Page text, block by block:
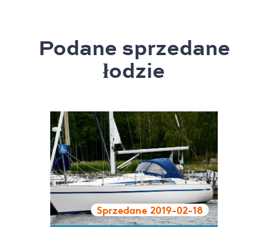
Podane sprzedane
łodzie
Sprzedane 2019-02-18